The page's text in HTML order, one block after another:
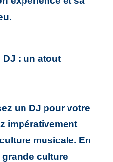
DJ : un atout
un DJ pour votre
impérativement
musicale. En
grande culture